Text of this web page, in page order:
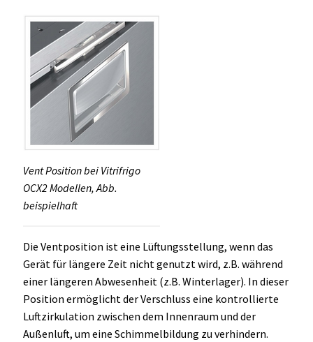
Vent Position bei Vitrifrigo
OCX2 Modellen, Abb.
beispielhaft
Die Ventposition ist eine Lüftungsstellung, wenn das
Gerät für längere Zeit nicht genutzt wird, z.B. während
einer längeren Abwesenheit (z.B. Winterlager). In dieser
Position ermöglicht der Verschluss eine kontrollierte
Luftzirkulation zwischen dem Innenraum und der
Außenluft, um eine Schimmelbildung zu verhindern.